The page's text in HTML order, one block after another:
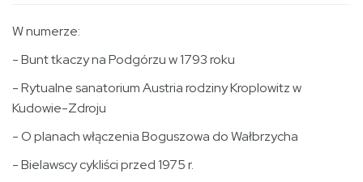
W numerze:
- Bunt tkaczy na Podgórzu w 1793 roku
- Rytualne sanatorium Austria rodziny Kroplowitz w
Kudowie-Zdroju
- O planach włączenia Boguszowa do Wałbrzycha
- Bielawscy cykliści przed 1975 r.